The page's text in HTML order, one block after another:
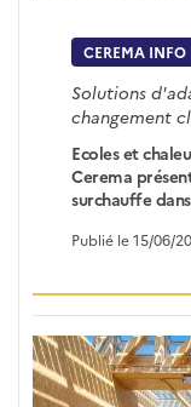
CEREMA INFO
Solutions
changement
Ecoles et
Cerema
surchauffe
Publié le 15/06/